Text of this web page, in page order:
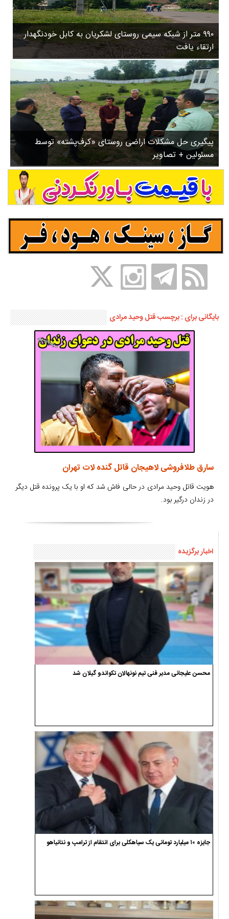
روستاها
ورزشی
سیاسی
چندرسانه ای
مسیر گردشگری دیلمان
درباره ما
۹۹۰ متر از شبکه سیمی روستای لشکریان به کابل خودنگهدار
ارتقاء یافت
پیگیری حل مشکلات اراضی روستای «کرف‌پشته» توسط
مسئولین + تصاویر
۳
۵
۸
ب
ا
ز
ن
ش
س
ت
ش
د
.
بایگانی برای : برچسب قتل وحید مرادی
سارق طلافروشی لاهیجان قاتل گنده لات تهران
هویت قاتل وحید مرادی در حالی فاش شد که او با یک پرونده قتل دیگر
در زندان درگیر بود.
اخبار برگزیده
محسن علیجانی مدیر فنی تیم نونهالان تکواندو گیلان شد
جایزه ۱۰ میلیارد تومانی یک سیاهکلی برای انتقام از ترامپ و نتانیاهو